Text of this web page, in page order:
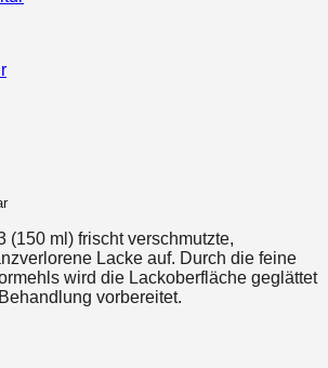
(150 ml) frischt verschmutzte,
Lacke auf. Durch die feine
wird die Lackoberfläche geglättet
vorbereitet.